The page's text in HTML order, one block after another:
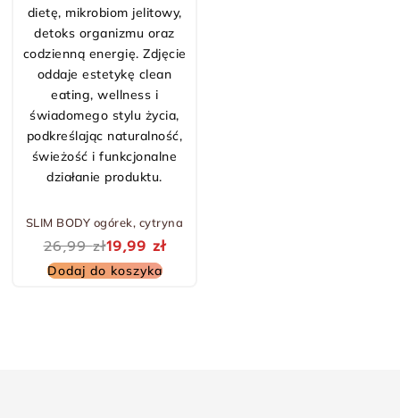
SLIM BODY ogórek, cytryna
26,99zł19,99 zł
Dodaj do koszyka